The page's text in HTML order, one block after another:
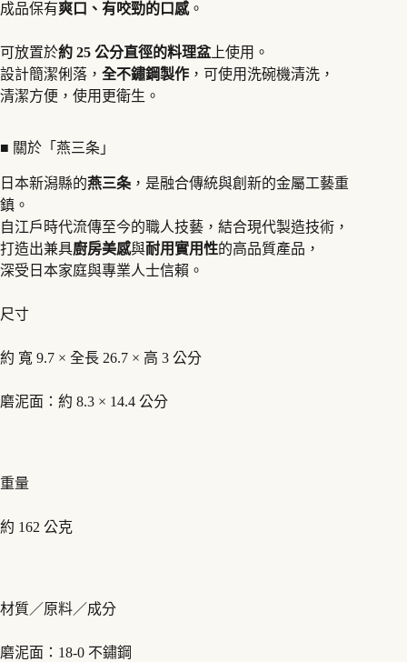
成品保有爽口、有咬勁的口感。
可放置於約 25 公分直徑的料理盆上使用。
設計簡潔俐落， 全不鏽鋼製作 ，可使用洗碗機清洗，
清潔方便，使用更衛生。
■ 關於「燕三条」
日本新潟縣的燕三条 ，是融合傳統與創新的金屬工藝重
鎮。
自江戶時代流傳至今的職人技藝，結合現代製造技術，
打造出兼具廚房美感與耐用實用性的高品質產品，
深受日本家庭與專業人士信賴。
尺寸
約 寬 9.7 × 全長 26.7 × 高 3 公分
磨泥面：約 8.3 × 14.4 公分
重量
約 162 公克
材質／原料／成分
磨泥面：18-0 不鏽鋼